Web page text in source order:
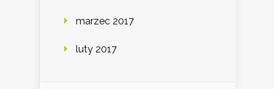
marzec 2017
luty 2017